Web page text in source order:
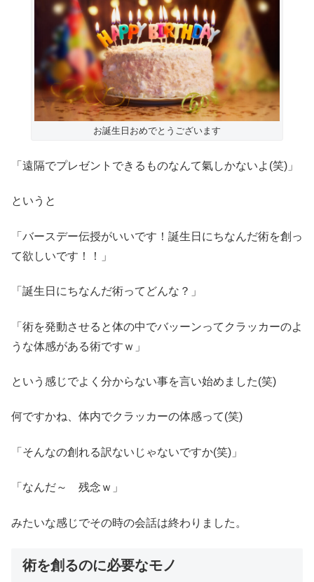
お誕生日おめでとうございます
「遠隔でプレゼントできるものなんて氣しかないよ(笑)」
というと
「バースデー伝授がいいです！誕生日にちなんだ術を創っ
て欲しいです！！」
「誕生日にちなんだ術ってどんな？」
「術を発動させると体の中でバッーンってクラッカーのよ
うな体感がある術ですｗ」
という感じでよく分からない事を言い始めました(笑)
何ですかね、体内でクラッカーの体感って(笑)
「そんなの創れる訳ないじゃないですか(笑)」
「なんだ～ 残念ｗ」
みたいな感じでその時の会話は終わりました。
術を創るのに必要なモノ